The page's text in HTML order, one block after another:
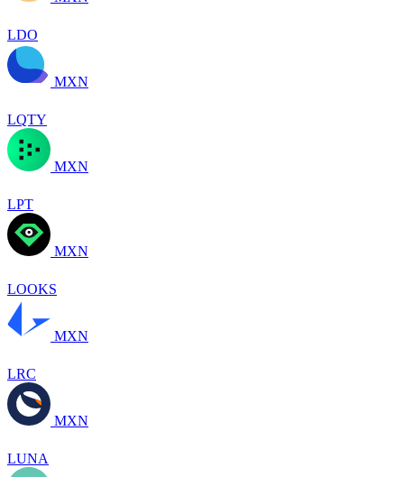
LDO
MXN
LQTY
MXN
LPT
MXN
LOOKS
MXN
LRC
MXN
LUNA